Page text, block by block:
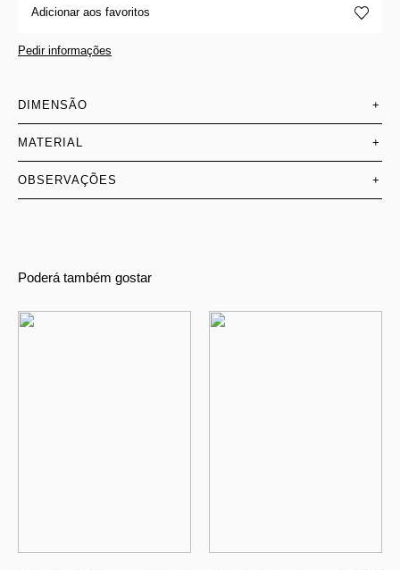
Adicionar aos favoritos
Pedir informações
DIMENSÃO +
MATERIAL +
OBSERVAÇÕES +
Poderá também gostar